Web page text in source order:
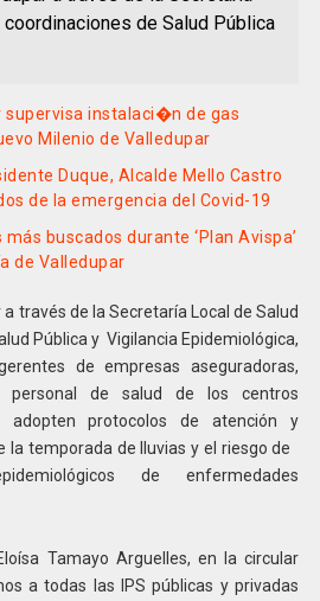
de Salud Pública
supervisa instalaci�n de gas
Milenio de Valledupar
Duque, Alcalde Mello Castro
de la emergencia del Covid-19
buscados durante ‘Plan Avispa’
de Valledupar
a través de la Secretaría Local de Salud
Pública y Vigilancia Epidemiológica,
de empresas aseguradoras,
personal de salud de los centros
adopten protocolos de atención y
la temporada de lluvias y el riesgo de
de enfermedades
Tamayo Arguelles, en la circular
a todas las IPS públicas y privadas